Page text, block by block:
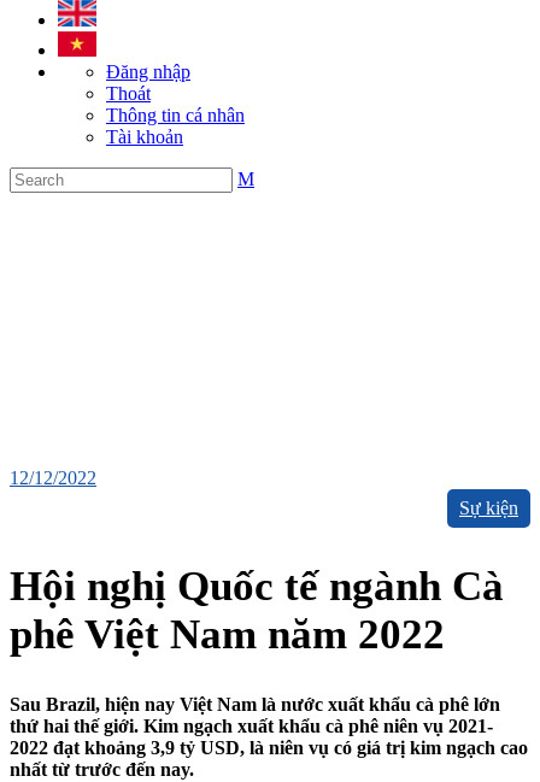
Đăng nhập
Thoát
Thông tin cá nhân
Tài khoản
12/12/2022
Sự kiện
Hội nghị Quốc tế ngành Cà
phê Việt Nam năm 2022
Sau Brazil, hiện nay Việt Nam là nước xuất khẩu cà phê lớn
thứ hai thế giới. Kim ngạch xuất khẩu cà phê niên vụ 2021-
2022 đạt khoảng 3,9 tỷ USD, là niên vụ có giá trị kim ngạch cao
nhất từ trước đến nay.